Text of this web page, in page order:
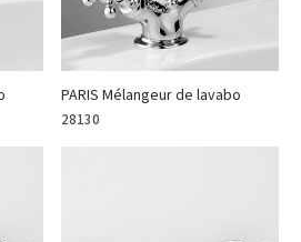
PARIS Mélangeur de lavabo
28130